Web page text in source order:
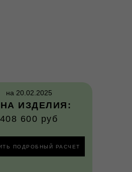
ИЗДЕЛИЯ:
408 600 руб
ПОДРОБНЫЙ РАСЧЕТ
на 20.02.2025